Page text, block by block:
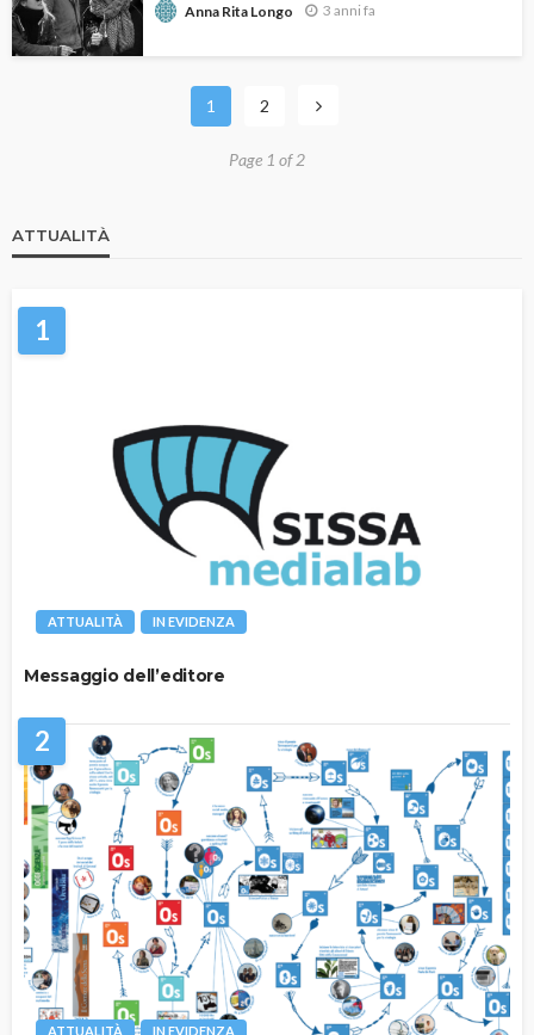
Anna Rita Longo 3 anni fa
1 2
Page 1 of 2
ATTUALITÀ
1
ATTUALITÀ IN EVIDENZA
Messaggio dell’editore
2
ATTUALITÀ IN EVIDENZA